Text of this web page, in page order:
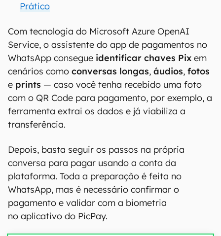
Prático
Com tecnologia do Microsoft Azure OpenAI
Service, o assistente do app de pagamentos no
WhatsApp consegue identificar chaves Pix em
cenários como conversas longas, áudios, fotos
e prints — caso você tenha recebido uma foto
com o QR Code para pagamento, por exemplo, a
ferramenta extrai os dados e já viabiliza a
transferência.
Depois, basta seguir os passos na própria
conversa para pagar usando a conta da
plataforma. Toda a preparação é feita no
WhatsApp, mas é necessário confirmar o
pagamento e validar com a biometria
no aplicativo do PicPay.